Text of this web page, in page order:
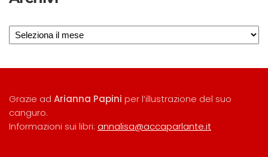
Archivi
Grazie ad Arianna Papini per l’illustrazione del suo
canguro.
Informazioni sui libri: annalisa@accaparlante.it